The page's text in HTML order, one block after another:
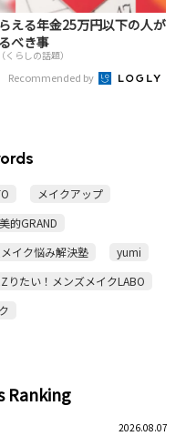
える年金25万円以下の人が
べき事
くらしの話題）
Recommended by
メイクアップ
美的GRAND
イク悩み解決塾
yumi
りたい！メンズメイクLABO
Ranking
2026.08.07